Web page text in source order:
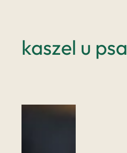
kaszel u psa